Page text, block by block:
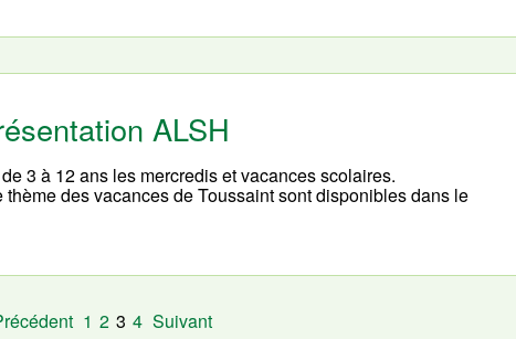
ALSH
3 à 12 ans les mercredis et vacances scolaires.
des vacances de Toussaint sont disponibles dans le
1 2 3 4 Suivant